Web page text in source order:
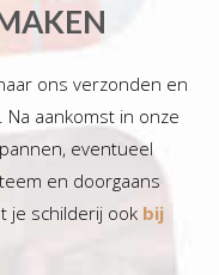
ons verzonden en
aankomst in onze
eventueel
en doorgaans
je schilderij ook bij